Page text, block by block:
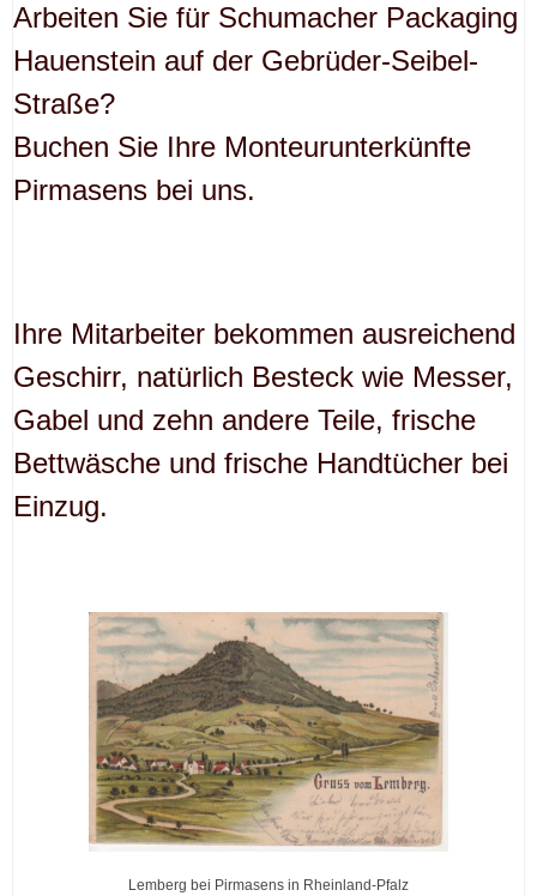
Arbeiten Sie für Schumacher Packaging
Hauenstein auf der Gebrüder-Seibel-
Straße?
Buchen Sie Ihre Monteurunterkünfte
Pirmasens bei uns.
Ihre Mitarbeiter bekommen ausreichend
Geschirr, natürlich Besteck wie Messer,
Gabel und zehn andere Teile, frische
Bettwäsche und frische Handtücher bei
Einzug.
Lemberg bei Pirmasens in Rheinland-Pfalz